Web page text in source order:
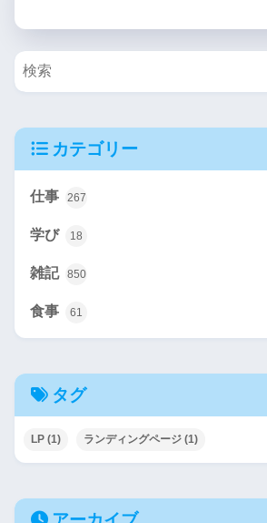
カテゴリー
仕事 267
学び 18
雑記 850
食事 61
タグ
LP (1) ランディングページ (1)